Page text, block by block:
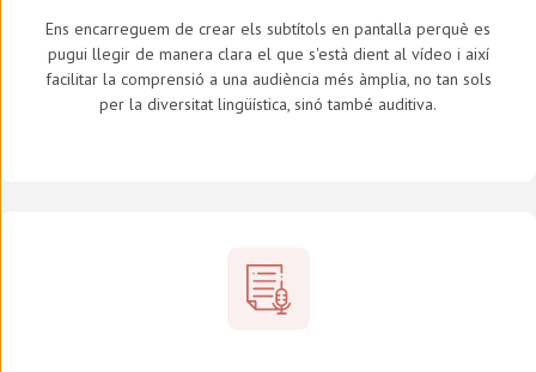
Ens encarreguem de crear els subtítols en pantalla perquè es
pugui llegir de manera clara el que s'està dient al vídeo i així
facilitar la comprensió a una audiència més àmplia, no tan sols
per la diversitat lingüística, sinó també auditiva.